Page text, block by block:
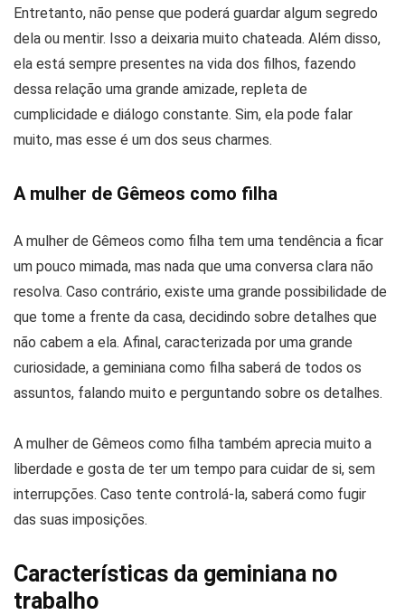
Entretanto, não pense que poderá guardar algum segredo
dela ou mentir. Isso a deixaria muito chateada. Além disso,
ela está sempre presentes na vida dos filhos, fazendo
dessa relação uma grande amizade, repleta de
cumplicidade e diálogo constante. Sim, ela pode falar
muito, mas esse é um dos seus charmes.
A mulher de Gêmeos como filha
A mulher de Gêmeos como filha tem uma tendência a ficar
um pouco mimada, mas nada que uma conversa clara não
resolva. Caso contrário, existe uma grande possibilidade de
que tome a frente da casa, decidindo sobre detalhes que
não cabem a ela. Afinal, caracterizada por uma grande
curiosidade, a geminiana como filha saberá de todos os
assuntos, falando muito e perguntando sobre os detalhes.
A mulher de Gêmeos como filha também aprecia muito a
liberdade e gosta de ter um tempo para cuidar de si, sem
interrupções. Caso tente controlá-la, saberá como fugir
das suas imposições.
Características da geminiana no
trabalho